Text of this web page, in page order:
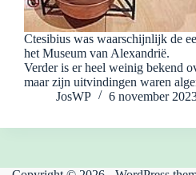
Ctesibius was waarschijnlijk de
het Museum van Alexandrië.
Verder is er heel weinig bekend
maar zijn uitvindingen waren
JosWP
6 november